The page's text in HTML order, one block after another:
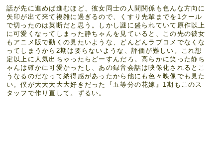
話が先に進めば進むほど、彼女同士の人間関係も色んな方向に
矢印が出て来て複雑に過ぎるので、くすり先輩までを1クール
で切ったのは英断だと思う。しかし謎に盛られていて原作以上
に可愛くなってしまった静ちゃんを見ていると、この先の彼女
もアニメ版で動くの見たいような、どんどんラブコメでなくな
ってしまうから2期は要らないような、評価が難しい。これ想
定以上に人気出ちゃったらどーすんだろ。高らかに笑った静ち
ゃんは確かに可愛かったし、あの録音会話は映像化されるとこ
うなるのだなって納得感があったから他にも色々映像でも見た
い。僕が大大大大大好きだった『五等分の花嫁』1期もこのス
タッフで作り直して。ずるい。